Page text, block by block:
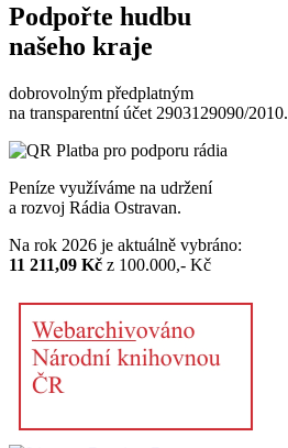
Podpořte hudbu
našeho kraje
dobrovolným předplatným
na transparentní účet 2903129090/2010.
Peníze využíváme na udržení
a rozvoj Rádia Ostravan.
Na rok 2026 je aktuálně vybráno:
11 211,09 Kč z 100.000,- Kč